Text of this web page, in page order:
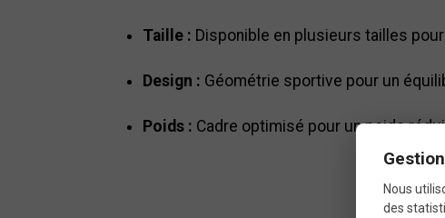
Taille : Disponible en plusieurs tailles
Design : Géométrie sportive pour un
Poids : Cadre optimisé pour un poids
Nous
des